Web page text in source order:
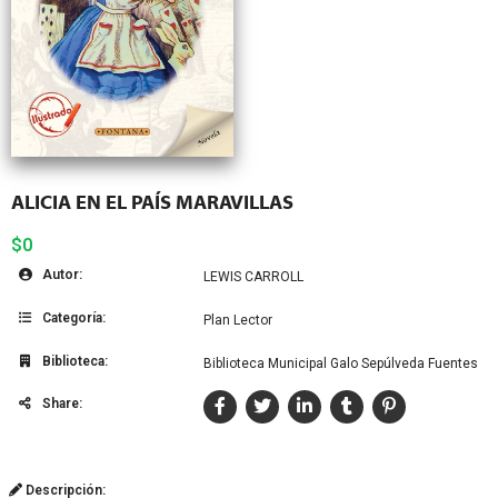
ALICIA EN EL PAÍS MARAVILLAS
$0
Autor: LEWIS CARROLL
Categoría: Plan Lector
Biblioteca: Biblioteca Municipal Galo Sepúlveda Fuentes
Share:
Descripción: